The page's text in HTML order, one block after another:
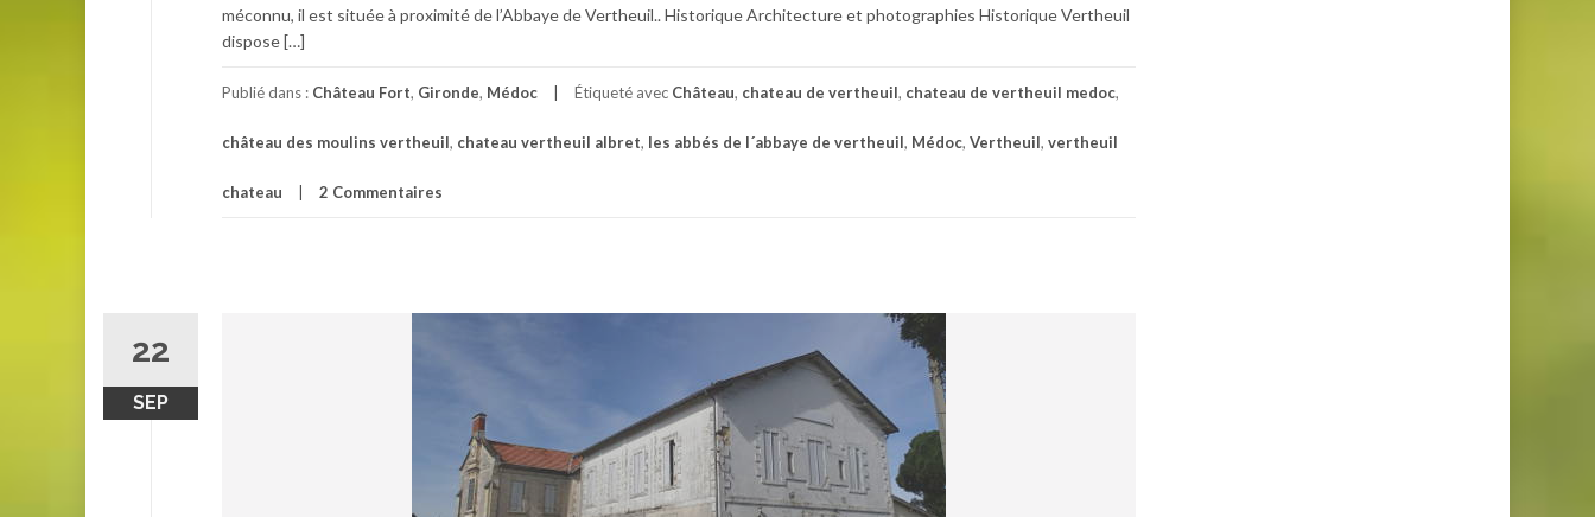
méconnu, il est située à proximité de l’Abbaye de Vertheuil.. Historique Architecture et photographies Historique Vertheuil
dispose […]
Publié dans : Château Fort, Gironde, Médoc Étiqueté avec Château, chateau de vertheuil, chateau de vertheuil medoc,
château des moulins vertheuil, chateau vertheuil albret, les abbés de l´abbaye de vertheuil, Médoc, Vertheuil, vertheuil
chateau 2 Commentaires
22
SEP